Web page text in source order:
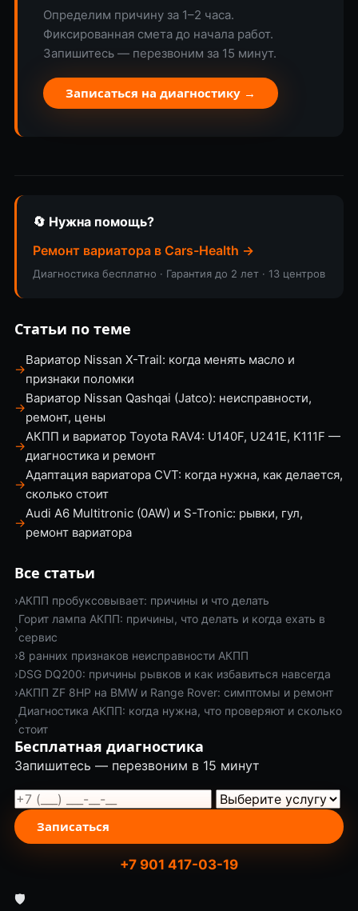
Определим причину за 1–2 часа.
Фиксированная смета до начала работ.
Запишитесь — перезвоним за 15 минут.
Записаться на диагностику →
🔄 Нужна помощь?
Ремонт вариатора в Cars-Health →
Диагностика бесплатно · Гарантия до 2 лет · 13 центров
Статьи по теме
→
Вариатор Nissan X-Trail: когда менять масло и
признаки поломки
→
Вариатор Nissan Qashqai (Jatco): неисправности,
ремонт, цены
→
АКПП и вариатор Toyota RAV4: U140F, U241E, K111F —
диагностика и ремонт
→
Адаптация вариатора CVT: когда нужна, как делается,
сколько стоит
→
Audi A6 Multitronic (0AW) и S-Tronic: рывки, гул,
ремонт вариатора
Все статьи
›АКПП пробуксовывает: причины и что делать
›
Горит лампа АКПП: причины, что делать и когда ехать в
сервис
›8 ранних признаков неисправности АКПП
›DSG DQ200: причины рывков и как избавиться навсегда
›АКПП ZF 8HP на BMW и Range Rover: симптомы и ремонт
›
Диагностика АКПП: когда нужна, что проверяют и сколько
стоит
Бесплатная диагностика
Запишитесь — перезвоним в 15 минут
Записаться
+7 901 417-03-19
🛡